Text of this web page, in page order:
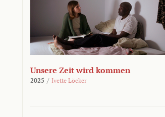
Unsere Zeit wird kommen
2025 / Ivette Löcker